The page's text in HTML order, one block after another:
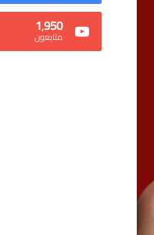
1٬950
متابعون